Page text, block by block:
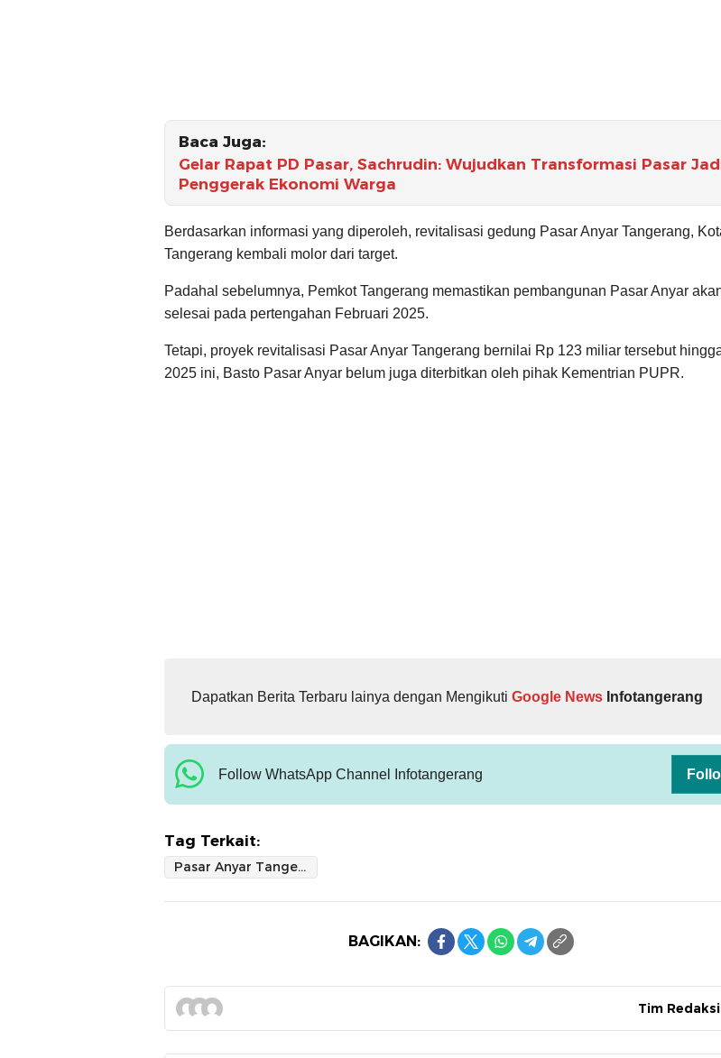
Baca Juga:
Gelar Rapat PD Pasar, Sachrudin: Wujudkan Transformasi Pasar
Penggerak Ekonomi Warga
Berdasarkan informasi yang diperoleh, revitalisasi gedung Pasar Anyar Tangerang,
Tangerang kembali molor dari target.
Padahal sebelumnya, Pemkot Tangerang memastikan pembangunan Pasar Anyar
selesai pada pertengahan Februari 2025.
Tetapi, proyek revitalisasi Pasar Anyar Tangerang bernilai Rp 123 miliar tersebut
2025 ini, Basto Pasar Anyar belum juga diterbitkan oleh pihak Kementrian PUPR.
Dapatkan Berita Terbaru lainya dengan Mengikuti Google News Infotangerang
Follow WhatsApp Channel Infotangerang
Tag Terkait:
Pasar Anyar Tangerang
BAGIKAN:
Tim Redaksi